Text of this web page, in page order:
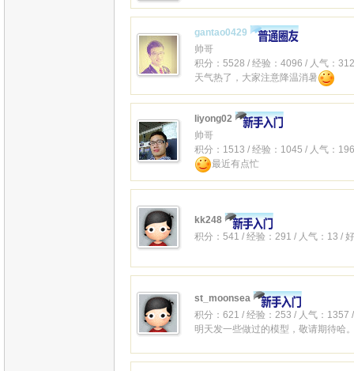
gantao0429
帅哥
积分：5528 / 经验：4096 / 人气：
天气热了，大家注意降温消暑
liyong02
帅哥
积分：1513 / 经验：1045 / 人气：
最近有点忙
kk248
积分：541 / 经验：291 / 人气：13 /
st_moonsea
积分：621 / 经验：253 / 人气：1357
明天发一些做过的模型，敬请期待哈